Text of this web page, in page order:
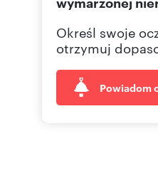
Określ swoje
otrzymuj
Powiadom